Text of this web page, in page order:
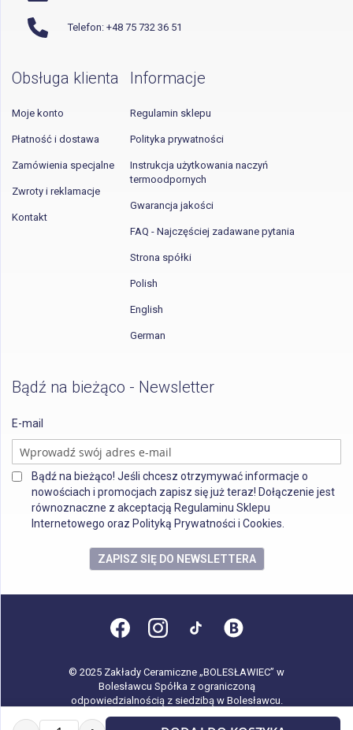
Telefon: +48 75 732 36 51
Obsługa klienta
Moje konto
Płatność i dostawa
Zamówienia specjalne
Zwroty i reklamacje
Kontakt
Informacje
Regulamin sklepu
Polityka prywatności
Instrukcja użytkowania naczyń
termoodpornych
Gwarancja jakości
FAQ - Najczęściej zadawane pytania
Strona spółki
Polish
English
German
Bądź na bieżąco - Newsletter
E-mail
Bądź na bieżąco! Jeśli chcesz otrzymywać informacje o
nowościach i promocjach zapisz się już teraz! Dołączenie jest
równoznaczne z akceptacją Regulaminu Sklepu
Internetowego oraz Polityką Prywatności i Cookies.
ZAPISZ SIĘ DO NEWSLETTERA
© 2025 Zakłady Ceramiczne „BOLESŁAWIEC” w
Bolesławcu Spółka z ograniczoną
odpowiedzialnością z siedzibą w Bolesławcu.
Wszystkie prawa zastrzeżone.